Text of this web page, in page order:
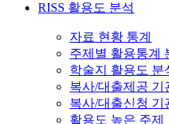
RISS 활용도 분석
자료 현황 통계
주제별 활용통계
학술지 활용도 분
복사/대출제공 기
복사/대출신청 기
활용도 높은 주제